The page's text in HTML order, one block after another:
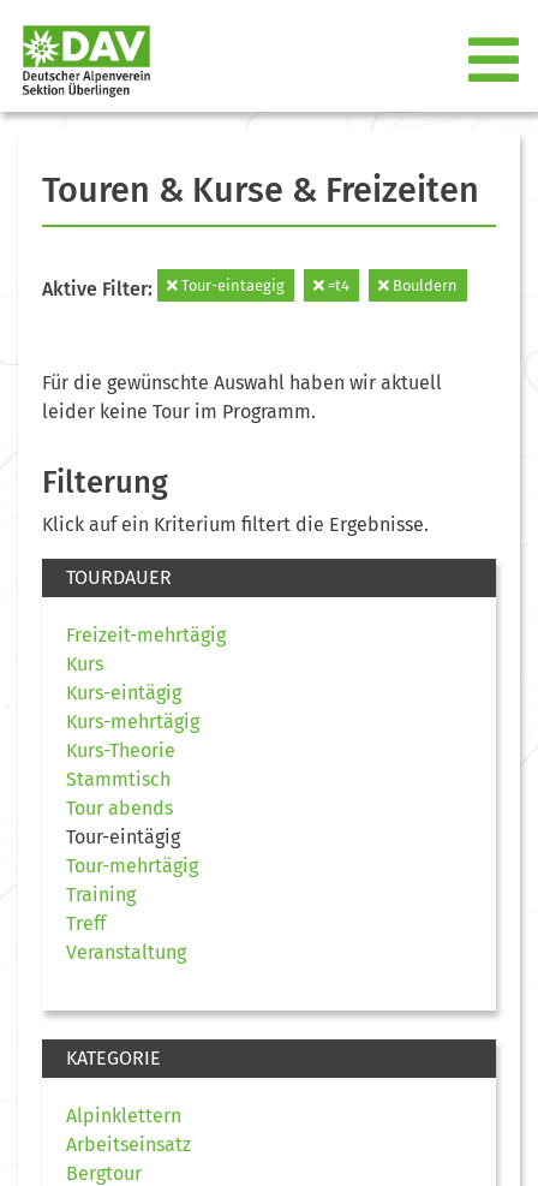
Touren & Kurse & Freizeiten
Aktive Filter: Tour-eintaegig =t4 Bouldern
Für die gewünschte Auswahl haben wir aktuell
leider keine Tour im Programm.
Filterung
Klick auf ein Kriterium filtert die Ergebnisse.
TOURDAUER
Freizeit-mehrtägig
Kurs
Kurs-eintägig
Kurs-mehrtägig
Kurs-Theorie
Stammtisch
Tour abends
Tour-eintägig
Tour-mehrtägig
Training
Treff
Veranstaltung
KATEGORIE
Alpinklettern
Arbeitseinsatz
Bergtour